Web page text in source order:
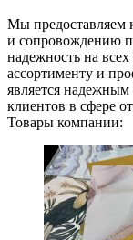
Мы предоставляем
и сопровождению
надежность на
ассортименту и
является
клиентов в сфере
Товары компании: